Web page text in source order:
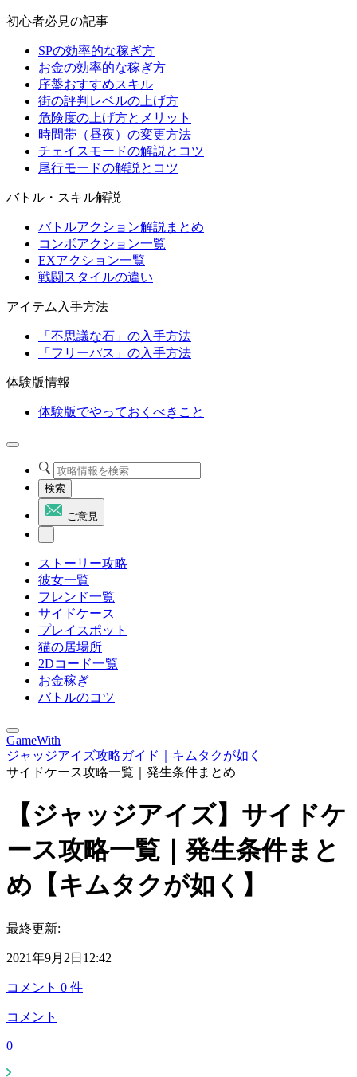
初心者必見の記事
SPの効率的な稼ぎ方
お金の効率的な稼ぎ方
序盤おすすめスキル
街の評判レベルの上げ方
危険度の上げ方とメリット
時間帯（昼夜）の変更方法
チェイスモードの解説とコツ
尾行モードの解説とコツ
バトル・スキル解説
バトルアクション解説まとめ
コンボアクション一覧
EXアクション一覧
戦闘スタイルの違い
アイテム入手方法
「不思議な石」の入手方法
「フリーパス」の入手方法
体験版情報
体験版でやっておくべきこと
検索
ご意見
ストーリー攻略
彼女一覧
フレンド一覧
サイドケース
プレイスポット
猫の居場所
2Dコード一覧
お金稼ぎ
バトルのコツ
GameWith
ジャッジアイズ攻略ガイド｜キムタクが如く
サイドケース攻略一覧｜発生条件まとめ
【ジャッジアイズ】サイドケ
ース攻略一覧｜発生条件まと
め【キムタクが如く】
最終更新:
2021年9月2日12:42
コメント 0 件
コメント
0